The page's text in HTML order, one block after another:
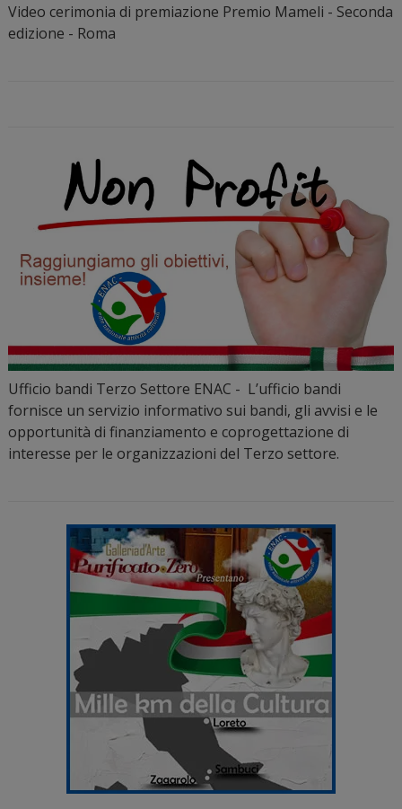
Video cerimonia di premiazione Premio Mameli - Seconda
edizione - Roma
Ufficio bandi Terzo Settore ENAC - L’ufficio bandi
fornisce un servizio informativo sui bandi, gli avvisi e le
opportunità di finanziamento e coprogettazione di
interesse per le organizzazioni del Terzo settore.